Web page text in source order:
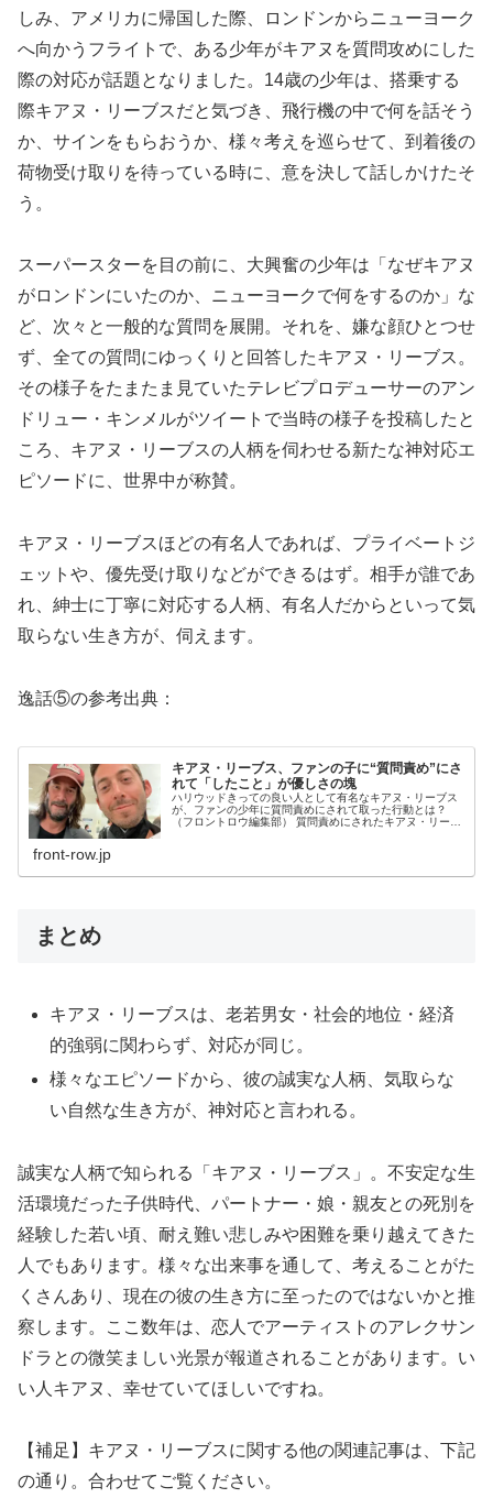
しみ、アメリカに帰国した際、ロンドンからニューヨーク
へ向かうフライトで、ある少年がキアヌを質問攻めにした
際の対応が話題となりました。14歳の少年は、搭乗する
際キアヌ・リーブスだと気づき、飛行機の中で何を話そう
か、サインをもらおうか、様々考えを巡らせて、到着後の
荷物受け取りを待っている時に、意を決して話しかけたそ
う。
スーパースターを目の前に、大興奮の少年は「なぜキアヌ
がロンドンにいたのか、ニューヨークで何をするのか」な
ど、次々と一般的な質問を展開。それを、嫌な顔ひとつせ
ず、全ての質問にゆっくりと回答したキアヌ・リーブス。
その様子をたまたま見ていたテレビプロデューサーのアン
ドリュー・キンメルがツイートで当時の様子を投稿したと
ころ、キアヌ・リーブスの人柄を伺わせる新たな神対応エ
ピソードに、世界中が称賛。
キアヌ・リーブスほどの有名人であれば、プライベートジ
ェットや、優先受け取りなどができるはず。相手が誰であ
れ、紳士に丁寧に対応する人柄、有名人だからといって気
取らない生き方が、伺えます。
逸話⑤の参考出典：
キアヌ・リーブス、ファンの子に“質問責め”にさ
れて「したこと」が優しさの塊
ハリウッドきっての良い人として有名なキアヌ・リーブス
が、ファンの少年に質問責めにされて取った行動とは？
（フロントロウ編集部） 質問責めにされたキアヌ・リーブ
front-row.jp
まとめ
キアヌ・リーブスは、老若男女・社会的地位・経済
的強弱に関わらず、対応が同じ。
様々なエピソードから、彼の誠実な人柄、気取らな
い自然な生き方が、神対応と言われる。
誠実な人柄で知られる「キアヌ・リーブス」。不安定な生
活環境だった子供時代、パートナー・娘・親友との死別を
経験した若い頃、耐え難い悲しみや困難を乗り越えてきた
人でもあります。様々な出来事を通して、考えることがた
くさんあり、現在の彼の生き方に至ったのではないかと推
察します。ここ数年は、恋人でアーティストのアレクサン
ドラとの微笑ましい光景が報道されることがあります。い
い人キアヌ、幸せていてほしいですね。
【補足】キアヌ・リーブスに関する他の関連記事は、下記
の通り。合わせてご覧ください。